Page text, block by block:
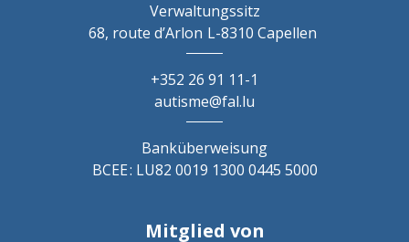
Verwaltungssitz
68, route d’Arlon L-8310 Capellen
+352 26 91 11-1
autisme@fal.lu
Banküberweisung
BCEE : LU82 0019 1300 0445 5000
Mitglied von